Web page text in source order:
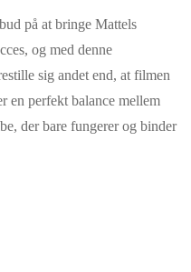
på at bringe Mattels
og med denne
sig andet end, at filmen
en perfekt balance mellem
der bare fungerer og binder